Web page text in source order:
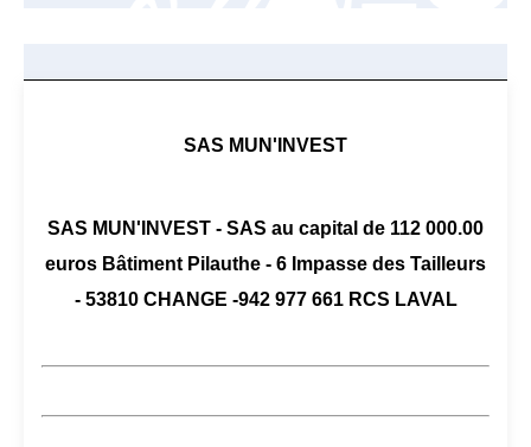
SAS MUN'INVEST
SAS MUN'INVEST - SAS au capital de 112 000.00
euros Bâtiment Pilauthe - 6 Impasse des Tailleurs
- 53810 CHANGE -942 977 661 RCS LAVAL